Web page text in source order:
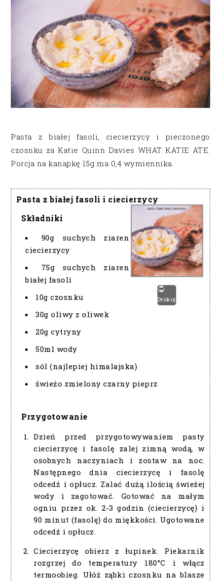
Pasta z białej fasoli, ciecierzycy i pieczonego
czosnku za Katie Quinn Davies WHAT KATIE ATE.
Porcja na kanapkę 15g ma 0,4 wymiennika.
Pasta z białej fasoli i ciecierzycy
Drukuj
Składniki
90g suchych ziaren
ciecierzycy
75g suchych ziaren
białej fasoli
10g czosnku
30g oliwy z oliwek
20g cytryny
50ml wody
sól (najlepiej himalajska)
świeżo zmielony czarny pieprz
Przygotowanie
Dzień przed przygotowywaniem pasty
ciecierzycę i fasolę zalej zimną wodą, w
osobnych naczyniach i zostaw na noc.
Następnego dnia ciecierzycę i fasolę
odcedź i opłucz. Zalać dużą ilością świeżej
wody i zagotować. Gotować na małym
ogniu przez ok. 2-3 godzin (ciecierzycę) i
90 minut (fasolę) do miękkości. Ugotowane
odcedź i opłucz.
Ciecierzycę obierz z łupinek. Piekarnik
rozgrzej do temperatury 180°C i włącz
termoobieg. Ułóż ząbki czosnku na blasze